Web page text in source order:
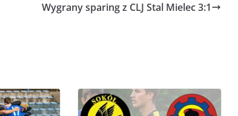
Wygrany sparing z CLJ Stal Mielec 3:1